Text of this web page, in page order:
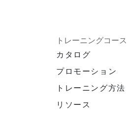
トレーニングコース
カタログ
プロモーション
トレーニング方法
リソース